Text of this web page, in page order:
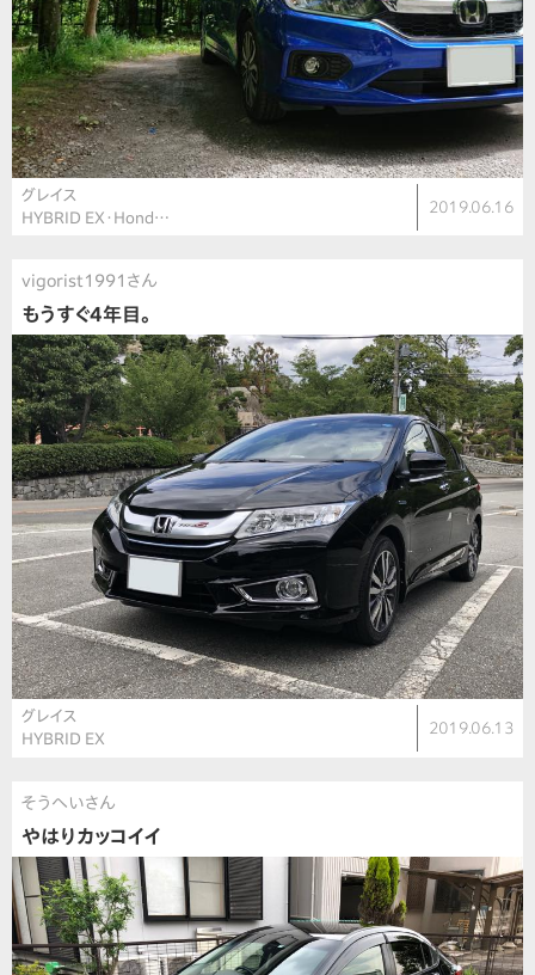
グレイス
HYBRID EX・Hond…
2019.06.16
vigorist1991さん
もうすぐ4年目。
グレイス
HYBRID EX
2019.06.13
そうへいさん
やはりカッコイイ